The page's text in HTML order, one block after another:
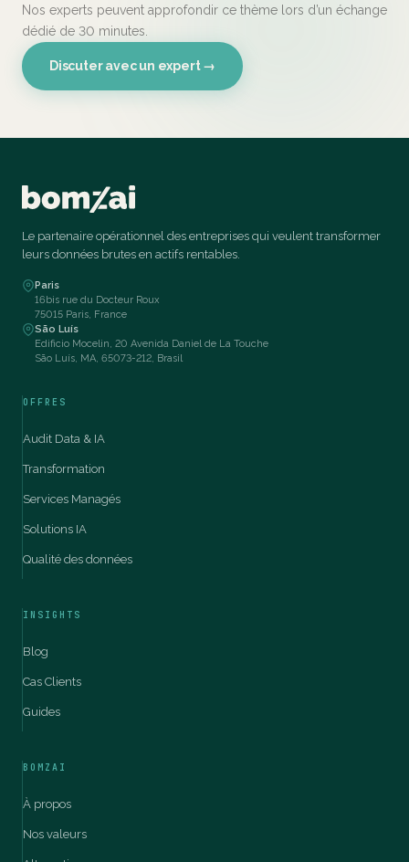
Nos experts peuvent approfondir ce thème lors d’un échange
dédié de 30 minutes.
Discuter avec un expert →
Le partenaire opérationnel des entreprises qui veulent transformer
leurs données brutes en actifs rentables.
Paris
16bis rue du Docteur Roux
75015 Paris, France
São Luís
Edificio Mocelin, 20 Avenida Daniel de La Touche
São Luís, MA, 65073-212, Brasil
OFFRES
Audit Data & IA
Transformation
Services Managés
Solutions IA
Qualité des données
INSIGHTS
Blog
Cas Clients
Guides
BOMZAI
À propos
Nos valeurs